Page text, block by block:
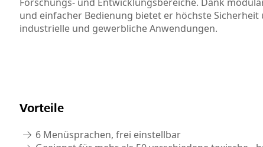
und einfacher Bedienung bietet er höchste
industrielle und gewerbliche Anwendungen.
Vorteile
6 Menüsprachen, frei einstellbar